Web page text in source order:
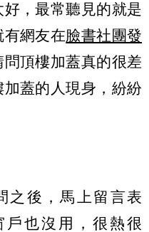
，最常聽見的就是
有網友在臉書社團發
問頂樓加蓋真的很差
蓋的人現身，紛紛
之後，馬上留言表
戶也沒用，很熱很